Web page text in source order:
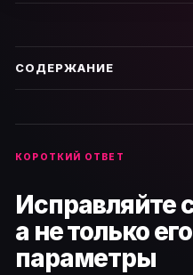
СОДЕРЖАНИЕ
КОРОТКИЙ ОТВЕТ
Исправляйте
а не только
параметры